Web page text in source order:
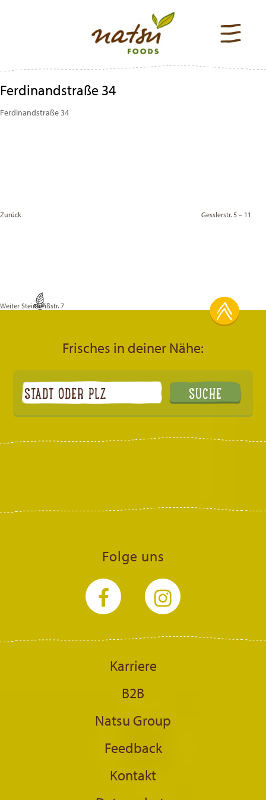
Ferdinandstraße 34
Ferdinandstraße 34
Zurück
Gesslerstr. 5 – 11
Weiter Steinbeißstr. 7
Frisches in deiner Nähe:
Folge uns
Karriere
B2B
Natsu Group
Feedback
Kontakt